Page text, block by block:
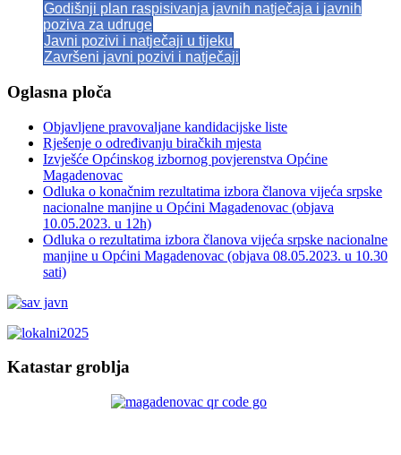
Godišnji plan raspisivanja javnih natječaja i javnih
poziva za udruge
Javni pozivi i natječaji u tijeku
Završeni javni pozivi i natječaji
Oglasna ploča
Objavljene pravovaljane kandidacijske liste
Rješenje o određivanju biračkih mjesta
Izvješće Općinskog izbornog povjerenstva Općine
Magadenovac
Odluka o konačnim rezultatima izbora članova vijeća srpske
nacionalne manjine u Općini Magadenovac (objava
10.05.2023. u 12h)
Odluka o rezultatima izbora članova vijeća srpske nacionalne
manjine u Općini Magadenovac (objava 08.05.2023. u 10.30
sati)
Katastar groblja